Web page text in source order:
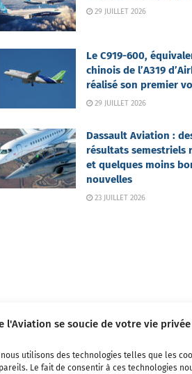
l'Aviation se soucie de votre vie privée
utilisons des technologies telles que les
Le fait de consentir à ces technologies
29 JUILLET 2026
Le C919-600,
chinois de l’A319
réalisé son premier
29 JUILLET 2026
Dassault Aviation :
résultats semestriels
et quelques moins
nouvelles
23 JUILLET 2026